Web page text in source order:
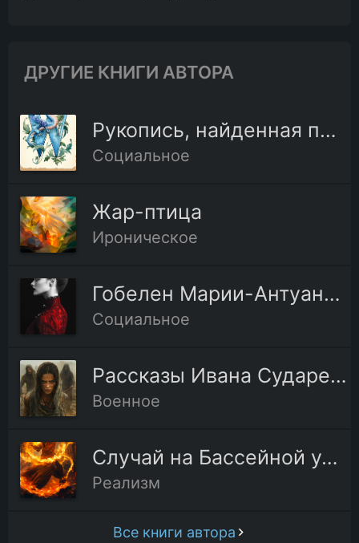
ДРУГИЕ КНИГИ АВТОРА
Рукопись, найденная под кроватью
Социальное
Жар-птица
Ироническое
Гобелен Марии-Антуанетты
Социальное
Рассказы Ивана Сударева
Военное
Случай на Бассейной улице
Реализм
Все книги автора